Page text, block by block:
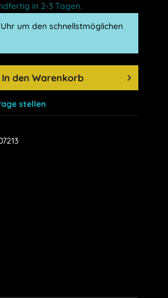
in 2-3 Tagen.
um den schnellstmöglichen
In den Warenkorb
stellen